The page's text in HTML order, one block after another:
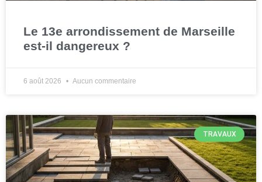
Le 13e arrondissement de Marseille
est-il dangereux ?
6 août 2026 Aucun commentaire
TRAVAUX